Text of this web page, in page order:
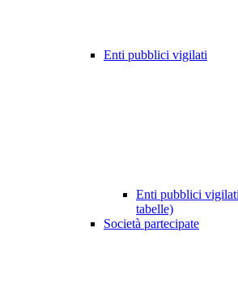
Enti pubblici vigilati
Enti pubblici
tabelle)
Società partecipate